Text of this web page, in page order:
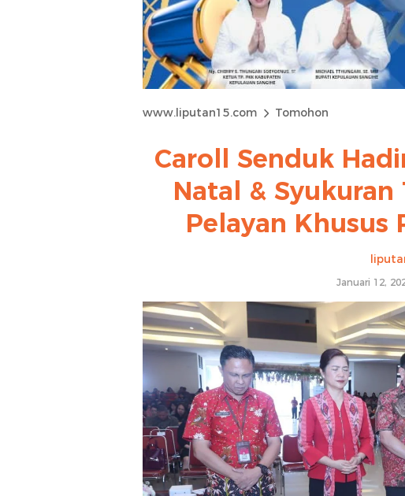
www.liputan15.com Tomohon
Caroll Senduk
Natal &
Pelayan Khusus
Januari 12,